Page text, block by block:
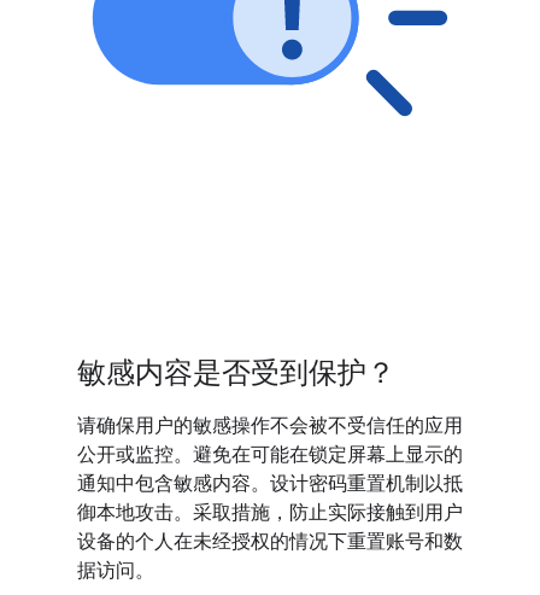
敏感内容是否受到保护？
请确保用户的敏感操作不会被不受信任的应用
公开或监控。避免在可能在锁定屏幕上显示的
通知中包含敏感内容。设计密码重置机制以抵
御本地攻击。采取措施，防止实际接触到用户
设备的个人在未经授权的情况下重置账号和数
据访问。